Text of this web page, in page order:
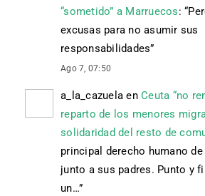
“sometido” a Marruecos: “
excusas para no asumir sus
responsabilidades”
Ago 7, 07:50
a_la_cazuela en Ceuta “no
reparto de los menores
solidaridad del resto de
principal derecho humano
junto a sus padres. Punto y
un…”